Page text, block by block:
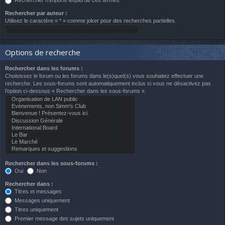
Rechercher par auteur :
Utilisez le caractère « * » comme joker pour des recherches partielles.
Options de recherche
Rechercher dans les forums :
Choisissez le forum ou les forums dans le(s)quel(s) vous souhaitez effectuer une
recherche. Les sous-forums sont automatiquement inclus si vous ne désactivez pas
l’option ci-dessous « Rechercher dans les sous-forums ».
Rechercher dans les sous-forums :
Oui
Non
Rechercher dans :
Titres et messages
Messages uniquement
Titres uniquement
Premier message des sujets uniquement